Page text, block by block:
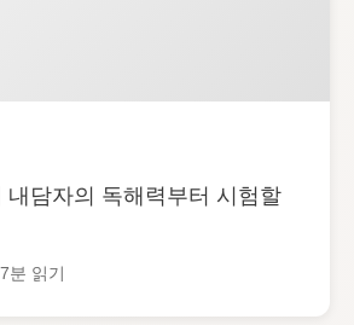
내담자의 독해력부터 시험할
분 읽기